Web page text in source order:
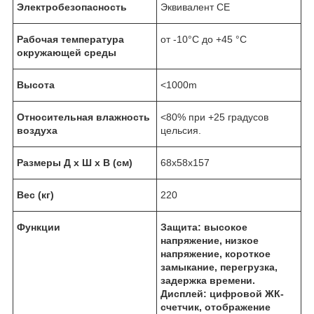
Электробезопасность Эквивалент CE
Рабочая температура
окружающей среды
от -10°C до +45 °C
Высота <1000m
Относительная влажность
воздуха
<80% при +25 градусов
цельсия.
Размеры Д x Ш x В (см) 68x58x157
Вес (кг) 220
Функции
Защита: высокое
напряжение, низкое
напряжение, короткое
замыкание, перегрузка,
задержка времени.
Дисплей: цифровой ЖК-
счетчик, отображение